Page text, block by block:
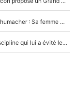
Nouvelle rumeur autour de la santé de Michael Schumacher : Sa femme Corinna sort du silence
F1 - Lewis Hamilton victime de harcèlement, la discipline qui lui a évité le pire : «J'aurais probablement mal tourné»